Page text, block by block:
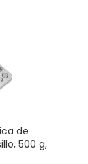
de
500 g,